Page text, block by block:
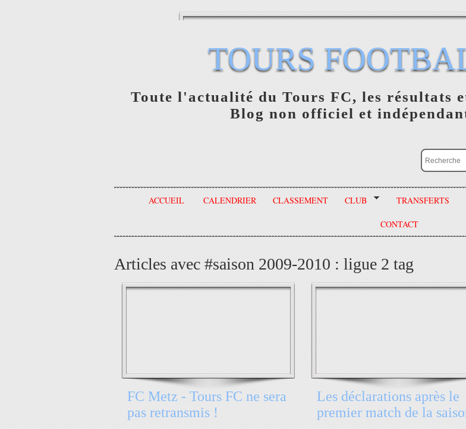
TOURS
Toute l'actualité du Tours FC, les résultats
Blog non officiel et
ACCUEIL CALENDRIER CLASSEMENT CLUB TRANSFERTS
CONTACT
Articles avec #saison 2009-2010 : ligue 2 tag
FC Metz - Tours FC ne sera
pas retransmis !
Les déclarations après le
premier match de la